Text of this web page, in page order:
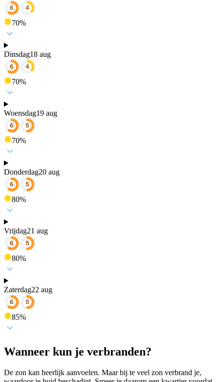
70%
Dinsdag18 aug
70%
Woensdag19 aug
70%
Donderdag20 aug
80%
Vrijdag21 aug
80%
Zaterdag22 aug
85%
Wanneer kun je verbranden?
De zon kan heerlijk aanvoelen. Maar bij te veel zon verbrand je,